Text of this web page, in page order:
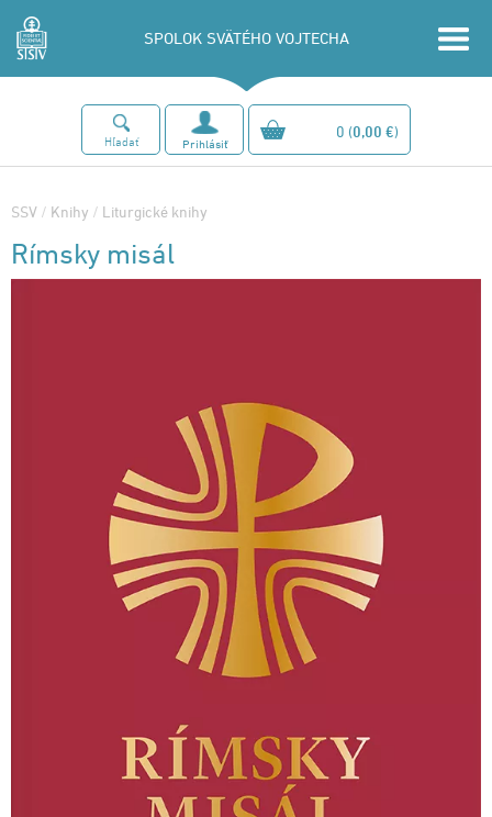
SPOLOK SVÄTÉHO VOJTECHA
Hľadať Prihlásiť
0 (0,00 €)
SSV / Knihy / Liturgické knihy
Rímsky misál